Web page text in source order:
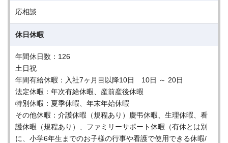
応相談
休日休暇
年間休日数：126
土日祝
年間有給休暇：入社7ヶ月目以降10日 10日 ～ 20日
法定休暇：年次有給休暇、産前産後休暇
特別休暇：夏季休暇、年末年始休暇
その他休暇：介護休暇（規程あり）慶弔休暇、生理休暇、看
護休暇（規程あり）、ファミリーサポート休暇（有休とは別
に、小学6年生までのお子様の行事や看護で使用できる休暇/